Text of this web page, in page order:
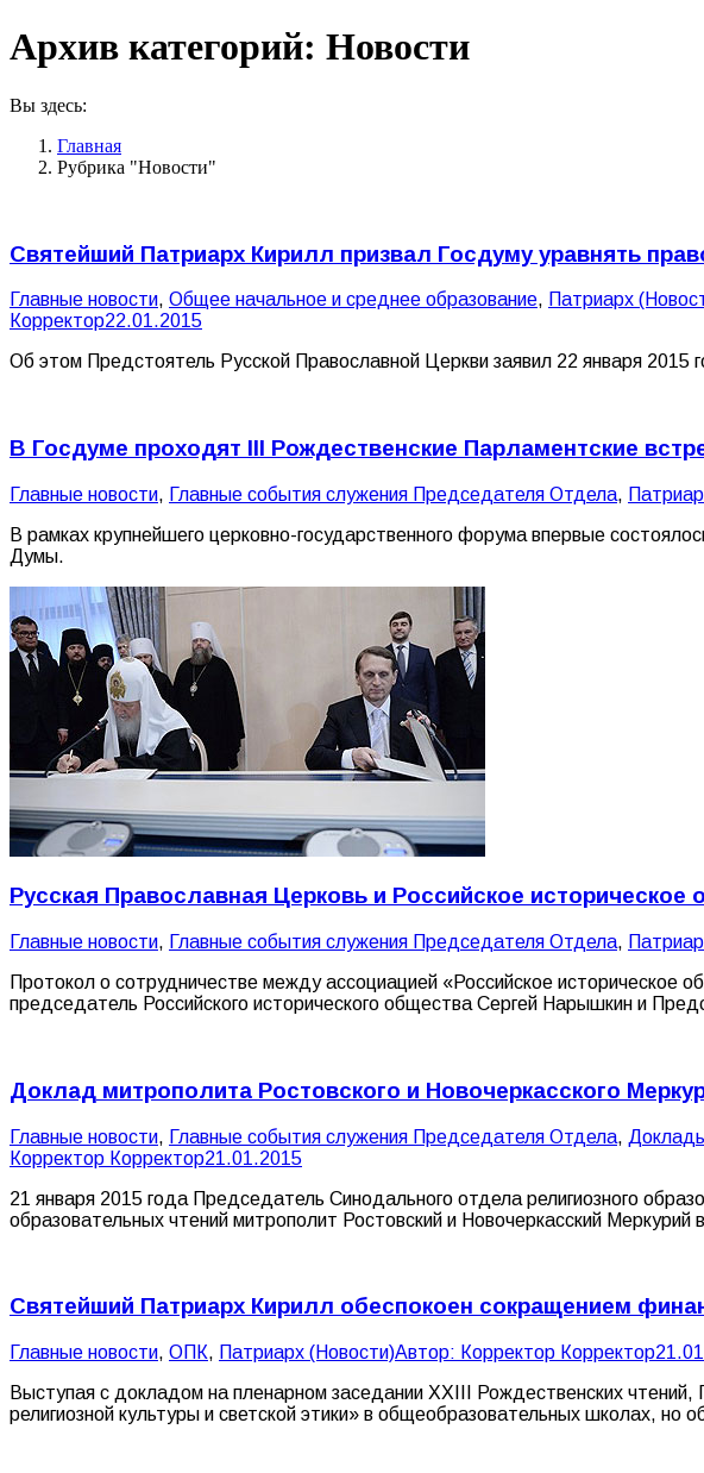
Архив категорий: Новости
Вы здесь:
Главная
Рубрика "Новости"
Святейший Патриарх Кирилл призвал Госдуму уравнять
Главные новости, Общее начальное и среднее образование, Патриарх
Корректор22.01.2015
Об этом Предстоятель Русской Православной Церкви заявил 22 января
В Госдуме проходят III Рождественские Парламентские
Главные новости, Главные события служения Председателя Отдела,
В рамках крупнейшего церковно-государственного форума впервые
Думы.
Русская Православная Церковь и Российское
Главные новости, Главные события служения Председателя Отдела,
Протокол о сотрудничестве между ассоциацией «Российское
председатель Российского исторического общества Сергей Нарышкин и
Доклад митрополита Ростовского и Новочеркасского
Главные новости, Главные события служения Председателя Отдела,
Корректор Корректор21.01.2015
21 января 2015 года Председатель Синодального отдела религиозного
образовательных чтений митрополит Ростовский и Новочеркасский
Святейший Патриарх Кирилл обеспокоен сокращением
Главные новости, ОПК, Патриарх (Новости)Автор: Корректор Корректор
Выступая с докладом на пленарном заседании XXIII Рождественских
религиозной культуры и светской этики» в общеобразовательных школах, но